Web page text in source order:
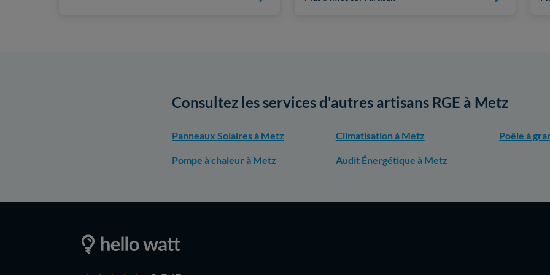
Consultez les services d'autres artisans RGE à Metz
Panneaux Solaires à Metz Climatisation à Metz Poêle à
Pompe à chaleur à Metz Audit Énergétique à Metz